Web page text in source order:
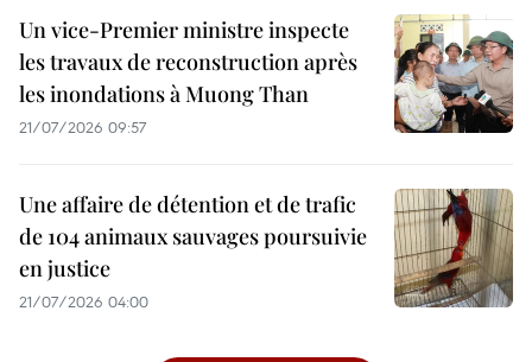
Un vice-Premier ministre inspecte
les travaux de reconstruction après
les inondations à Muong Than
21/07/2026 09:57
Une affaire de détention et de trafic
de 104 animaux sauvages poursuivie
en justice
21/07/2026 04:00